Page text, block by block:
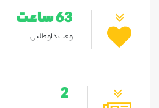
63 ساعت
وقت داوطلبی
2